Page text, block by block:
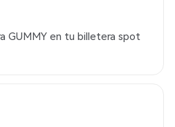
GUMMY en tu billetera spot